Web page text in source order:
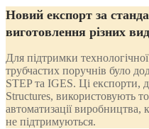
Новий експорт за
виготовлення різних
Для підтримки
трубчастих поручнів було
STEP та IGES. Ці експорти,
Structures, використовують
автоматизації
не підтримуються.